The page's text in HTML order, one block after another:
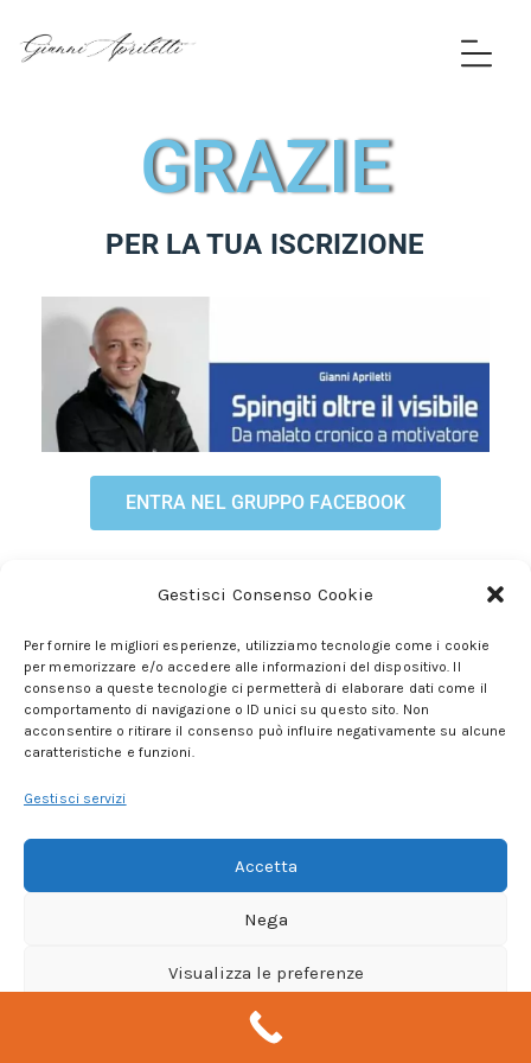
Gestisci Consenso Cookie
Per fornire le migliori esperienze, utilizziamo tecnologie come i cookie
per memorizzare e/o accedere alle informazioni del dispositivo. Il
consenso a queste tecnologie ci permetterà di elaborare dati come il
comportamento di navigazione o ID unici su questo sito. Non
acconsentire o ritirare il consenso può influire negativamente su alcune
caratteristiche e funzioni.
Gestisci servizi
Accetta
Nega
Visualizza le preferenze
Cookie PolicyPrivacy Policy
GRAZIE
PER LA TUA ISCRIZIONE
ENTRA NEL GRUPPO FACEBOOK
Copryright © Gianni Apriletti All Right Reserved. Design
by